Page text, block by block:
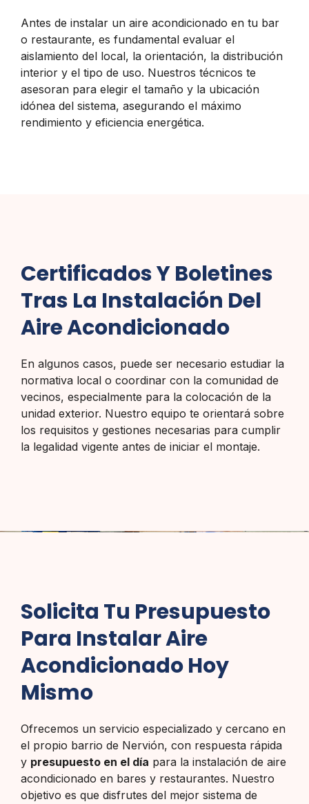
Antes de instalar un aire acondicionado en tu bar
o restaurante, es fundamental evaluar el
aislamiento del local, la orientación, la distribución
interior y el tipo de uso. Nuestros técnicos te
asesoran para elegir el tamaño y la ubicación
idónea del sistema, asegurando el máximo
rendimiento y eficiencia energética.
Certificados Y Boletines
Tras La Instalación Del
Aire Acondicionado
En algunos casos, puede ser necesario estudiar la
normativa local o coordinar con la comunidad de
vecinos, especialmente para la colocación de la
unidad exterior. Nuestro equipo te orientará sobre
los requisitos y gestiones necesarias para cumplir
la legalidad vigente antes de iniciar el montaje.
Solicita Tu Presupuesto
Para Instalar Aire
Acondicionado Hoy
Mismo
Ofrecemos un servicio especializado y cercano en
el propio barrio de Nervión, con respuesta rápida
y presupuesto en el día para la instalación de aire
acondicionado en bares y restaurantes. Nuestro
objetivo es que disfrutes del mejor sistema de